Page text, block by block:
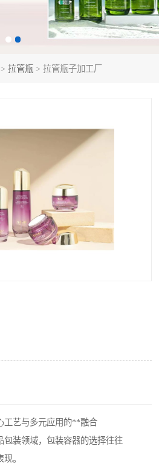
> 拉管瓶 > 拉管瓶子加工厂
工艺与多元应用的**融合
包装领域，包装容器的选择往往
。